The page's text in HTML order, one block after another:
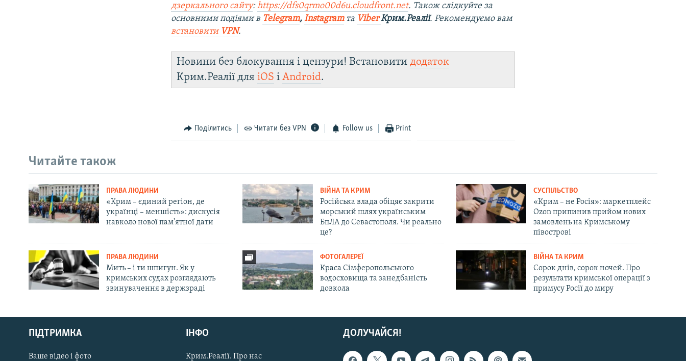
Русский
Qırımtatar
дзеркального сайту:https://dfs0qrmo00d6u.cloudfront.net. Також слідкуйте за
основними подіями в Telegram,Instagramта ViberКрим.Реалії. Рекомендуємо вам
встановити VPN.
Новини без блокування і цензури! Встановитидодаток
Крим.Реалії дляiOS іAndroid.
Поділитись Читати без VPN Follow us Print
Читайте також
ПРАВА ЛЮДИНИ
«Крим – єдиний регіон, де
українці – меншість»: дискусія
навколо нової пам'ятної дати
ВІЙНА ТА КРИМ
Російська влада обіцяє закрити
морський шлях українським
БпЛА до Севастополя. Чи реально
це?
СУСПІЛЬСТВО
«Крим – не Росія»: маркетплейс
Ozon припинив прийом нових
замовлень на Кримському
півострові
ПРАВА ЛЮДИНИ
Мить – і ти шпигун. Як у
кримських судах розглядають
звинувачення в держзраді
ФОТОГАЛЕРЕЇ
Краса Сімферопольського
водосховища та занедбаність
довкола
ВІЙНА ТА КРИМ
Сорок днів, сорок ночей. Про
результати кримської операції з
примусу Росії до миру
ДОЛУЧАЙСЯ!
ПІДТРИМКА
Ваше відео і фото
ІНФО
Крим.Реалії. Про нас